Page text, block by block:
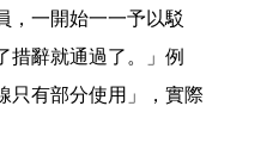
，一開始一一予以駁
措辭就通過了。」例
只有部分使用」，實際